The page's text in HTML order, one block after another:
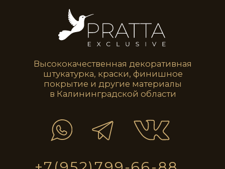
pratta
exclusive
Акцентная стена в античном